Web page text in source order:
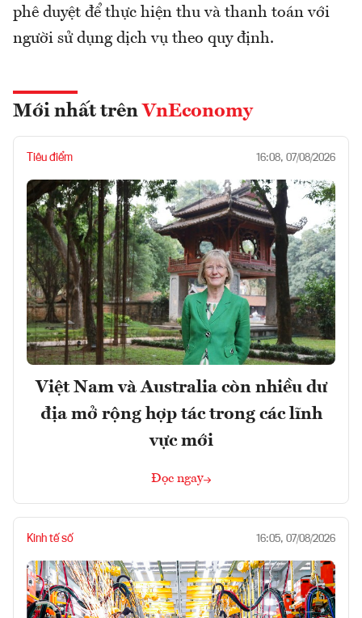
phê duyệt để thực hiện thu và thanh toán với
người sử dụng dịch vụ theo quy định.
Mới nhất trên VnEconomy
Tiêu điểm 16:08, 07/08/2026
Việt Nam và Australia còn nhiều dư
địa mở rộng hợp tác trong các lĩnh
vực mới
Đọc ngay
Kinh tế số 16:05, 07/08/2026